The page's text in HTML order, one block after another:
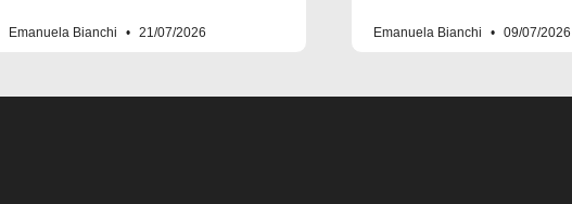
Emanuela Bianchi 21/07/2026 Emanuela Bianchi 09/07/2026